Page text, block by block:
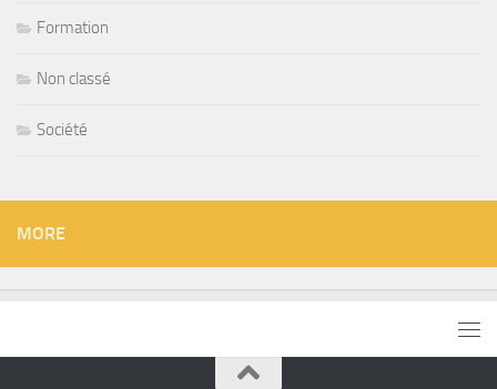
Formation
Non classé
Société
MORE